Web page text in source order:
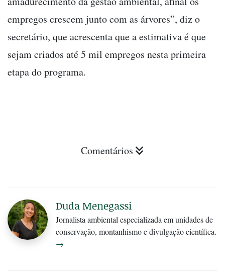
empregos crescem junto com as árvores”, diz o
secretário, que acrescenta que a estimativa é que
sejam criados até 5 mil empregos nesta primeira
etapa do programa.
Comentários
Duda Menegassi
Jornalista ambiental especializada em unidades de
conservação, montanhismo e divulgação científica.
→